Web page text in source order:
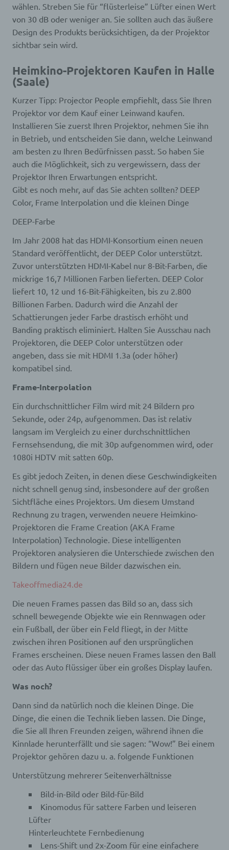
wählen. Streben Sie für “flüsterleise” Lüfter einen Wert
von 30 dB oder weniger an. Sie sollten auch das äußere
Design des Produkts berücksichtigen, da der Projektor
sichtbar sein wird.
Heimkino-Projektoren Kaufen in Halle
(Saale)
Kurzer Tipp: Projector People empfiehlt, dass Sie Ihren
Projektor vor dem Kauf einer Leinwand kaufen.
Installieren Sie zuerst Ihren Projektor, nehmen Sie ihn
in Betrieb, und entscheiden Sie dann, welche Leinwand
am besten zu Ihren Bedürfnissen passt. So haben Sie
auch die Möglichkeit, sich zu vergewissern, dass der
Projektor Ihren Erwartungen entspricht.
Gibt es noch mehr, auf das Sie achten sollten? DEEP
Color, Frame Interpolation und die kleinen Dinge
DEEP-Farbe
Im Jahr 2008 hat das HDMI-Konsortium einen neuen
Standard veröffentlicht, der DEEP Color unterstützt.
Zuvor unterstützten HDMI-Kabel nur 8-Bit-Farben, die
mickrige 16,7 Millionen Farben lieferten. DEEP Color
liefert 10, 12 und 16-Bit-Fähigkeiten, bis zu 2.800
Billionen Farben. Dadurch wird die Anzahl der
Schattierungen jeder Farbe drastisch erhöht und
Banding praktisch eliminiert. Halten Sie Ausschau nach
Projektoren, die DEEP Color unterstützen oder
angeben, dass sie mit HDMI 1.3a (oder höher)
kompatibel sind.
Frame-Interpolation
Ein durchschnittlicher Film wird mit 24 Bildern pro
Sekunde, oder 24p, aufgenommen. Das ist relativ
langsam im Vergleich zu einer durchschnittlichen
Fernsehsendung, die mit 30p aufgenommen wird, oder
1080i HDTV mit satten 60p.
Es gibt jedoch Zeiten, in denen diese Geschwindigkeiten
nicht schnell genug sind, insbesondere auf der großen
Sichtfläche eines Projektors. Um diesem Umstand
Rechnung zu tragen, verwenden neuere Heimkino-
Projektoren die Frame Creation (AKA Frame
Interpolation) Technologie. Diese intelligenten
Projektoren analysieren die Unterschiede zwischen den
Bildern und fügen neue Bilder dazwischen ein.
Takeoffmedia24.de
Die neuen Frames passen das Bild so an, dass sich
schnell bewegende Objekte wie ein Rennwagen oder
ein Fußball, der über ein Feld fliegt, in der Mitte
zwischen ihren Positionen auf den ursprünglichen
Frames erscheinen. Diese neuen Frames lassen den Ball
oder das Auto flüssiger über ein großes Display laufen.
Was noch?
Dann sind da natürlich noch die kleinen Dinge. Die
Dinge, die einen die Technik lieben lassen. Die Dinge,
die Sie all Ihren Freunden zeigen, während ihnen die
Kinnlade herunterfällt und sie sagen: “Wow!” Bei einem
Projektor gehören dazu u. a. folgende Funktionen
Unterstützung mehrerer Seitenverhältnisse
Bild-in-Bild oder Bild-für-Bild
Kinomodus für sattere Farben und leiseren
Lüfter
Hinterleuchtete Fernbedienung
Lens-Shift und 2x-Zoom für eine einfachere
Durch den Einsatz von Cookies kann den Nutzern
dieser Internetseite nutzerfreundlichere Services
bereitstellen, die ohne die Cookie-Setzung nicht
möglich wären.
Mittels eines Cookies können die Informationen
des Benutzers optimiert werden. Cookies
ermöglichen uns, wie bereits erwähnt, die
Benutzer unserer Internetseite wiederzuerkennen.
Zweck dieser Wiedererkennung ist es, den
Nutzern die Verwendung unserer Internetseite zu
erleichtern. Der Benutzer einer Internetseite, die
Cookies verwendet, muss beispielsweise nicht bei
jedem Besuch der Internetseite erneut seine
Zugangsdaten eingeben, weil dies von der
Internetseite und dem auf dem Computersystem
des Benutzers abgelegten Cookie übernommen
wird. Ein weiteres Beispiel ist das Cookie eines
Warenkorbes im Online-Shop. Der Online-Shop
merkt sich die Artikel, die ein Kunde in den
virtuellen Warenkorb gelegt hat, über ein Cookie.
Die betroffene Person kann die Setzung von
mittels einer entsprechenden Einstellung des
genutzten Internetbrowsers verhindern und damit
der Setzung von Cookies dauerhaft
widersprechen. Ferner können bereits gesetzte
Cookies jederzeit über einen Internetbrowser oder
andere Softwareprogramme gelöscht werden. Dies
ist in allen gängigen Internetbrowsern möglich.
Deaktiviert die betroffene Person die Setzung von
Cookies in dem genutzten Internetbrowser, sind
unter Umständen nicht alle Funktionen unserer
Internetseite vollumfänglich nutzbar.
Erfassung von allgemeinen Daten und
Informationen
Die Internetseite erfasst mit jedem Aufruf der
automatisiertes System eine Reihe von
allgemeinen Daten und Informationen. Diese
allgemeinen Daten und Informationen werden in
den Logfiles des Servers gespeichert. Erfasst
werden können die (1) verwendeten Browsertypen
und Versionen, (2) das vom zugreifenden System
verwendete Betriebssystem, (3) die Internetseite,
von welcher ein zugreifendes System auf unsere
Internetseite gelangt (sogenannte Referrer), (4) die
Unterwebseiten, welche über ein zugreifendes
System auf unserer Internetseite angesteuert
werden, (5) das Datum und die Uhrzeit eines
Zugriffs auf die Internetseite, (6) eine Internet-
Protokoll-Adresse (IP-Adresse), (7) der Internet-
Service-Provider des zugreifenden Systems und
(8) sonstige ähnliche Daten und Informationen, die
der Gefahrenabwehr im Falle von Angriffen auf
unsere informationstechnologischen Systeme
Bei der Nutzung dieser allgemeinen Daten und
die betroffene Person. Diese Informationen werden
vielmehr benötigt, um (1) die Inhalte unserer
Internetseite korrekt auszuliefern, (2) die Inhalte
unserer Internetseite sowie die Werbung für diese
zu optimieren, (3) die dauerhafte
Funktionsfähigkeit unserer
informationstechnologischen Systeme und der
sowie (4) um Strafverfolgungsbehörden im Falle
notwendigen Informationen bereitzustellen. Diese
anonym erhobenen Daten und Informationen
werden durch uns daher einerseits statistisch und
ferner mit dem Ziel ausgewertet, den Datenschutz
und die Datensicherheit in unserem Unternehmen
zu erhöhen, um letztlich ein optimales
personenbezogenen Daten sicherzustellen. Die
getrennt von allen durch eine betroffene Person
angegebenen personenbezogenen Daten
gespeichert.
Registrierung auf unserer Internetseite